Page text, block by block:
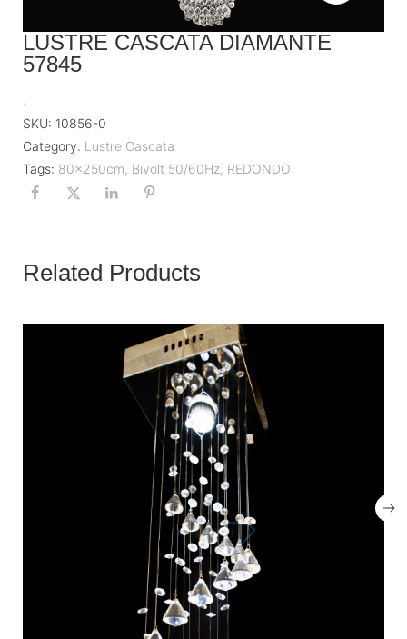
LUSTRE CASCATA DIAMANTE
57845
.
SKU: 10856-0
Category: Lustre Cascata
Tags: 80x250cm, Bivolt 50/60Hz, REDONDO
Related Products